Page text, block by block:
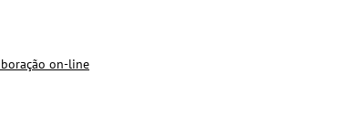
on-line